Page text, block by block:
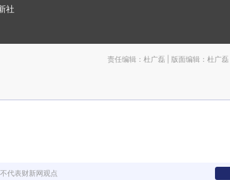
社
责任编辑：杜广磊 | 版面编辑：杜广磊
代表财新网观点